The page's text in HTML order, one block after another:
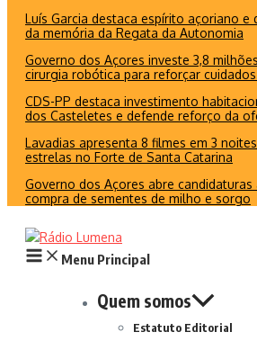
Luís Garcia destaca espírito açoriano e
da memória da Regata da Autonomia
Governo dos Açores investe 3,8
cirurgia robótica para reforçar
CDS-PP destaca investimento
dos Casteletes e defende reforço da
Lavadias apresenta 8 filmes em 3
estrelas no Forte de Santa Catarina
Governo dos Açores abre candidaturas
compra de sementes de milho e sorgo
Menu Principal
Quem somos
Estatuto Editorial